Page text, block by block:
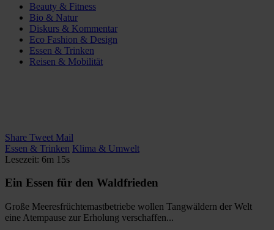
Beauty & Fitness
Bio & Natur
Diskurs & Kommentar
Eco Fashion & Design
Essen & Trinken
Reisen & Mobilität
Share Tweet Mail
Essen & Trinken Klima & Umwelt
Lesezeit: 6m 15s
Ein Essen für den Waldfrieden
Große Meeresfrüchtemastbetriebe wollen Tangwäldern der Welt
eine Atempause zur Erholung verschaffen...